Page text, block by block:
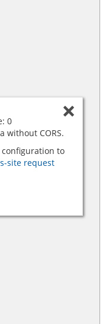
0
without CORS.
to
site request